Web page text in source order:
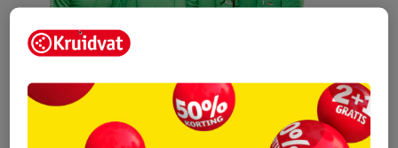
Kruidvat is een erkend specialist in